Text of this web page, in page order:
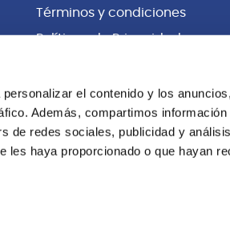
el contenido y los
Además, compartimos
de redes sociales, publicidad y
les haya proporcionado o que hayan
Términos y condiciones
Políticas de Privacidad
Cambios y Devoluciones
Centro de información
Libro de
Reclamaciones